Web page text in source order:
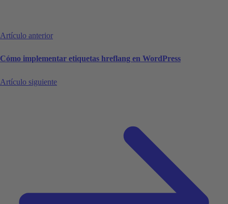
Artículo anterior
Cómo implementar etiquetas hreflang en WordPress
Artículo siguiente